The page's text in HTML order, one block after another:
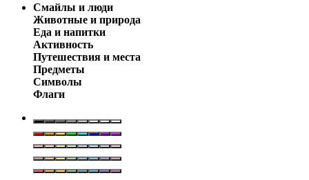
Смайлы и люди
Животные и природа
Еда и напитки
Активность
Путешествия и места
Предметы
Символы
Флаги